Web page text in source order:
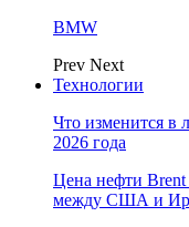
BMW
Prev Next
Технологии
Что изменится в
2026 года
Цена нефти Brent
между США и